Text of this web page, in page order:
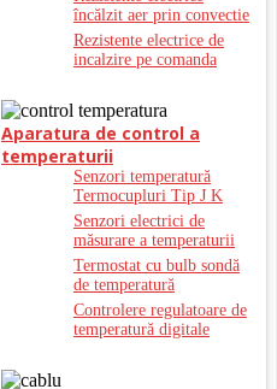
încălzit aer prin convectie
Rezistente electrice de
incalzire pe comanda
Aparatura de control a
temperaturii
Senzori temperatură
Termocupluri Tip J K
Senzori electrici de
măsurare a temperaturii
Termostat cu bulb sondă
de temperatură
Controlere regulatoare de
temperatură digitale